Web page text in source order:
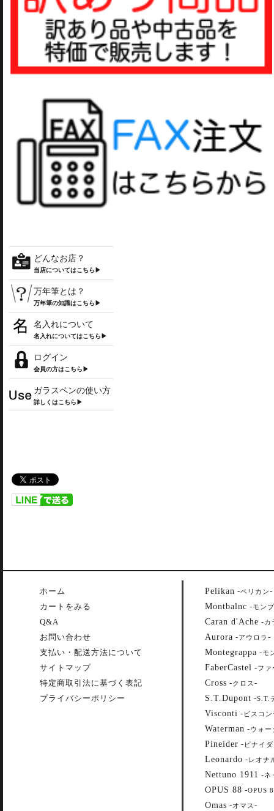
どんなお店？
当店についてはこちら▶
万年筆とは？
万年筆の知識はこちら▶
名入れについて
名入れについてはこちら▶
ログイン
会員の方はこちら▶
ガラスペンの使い方
詳しくはこちら▶
ホーム
カートをみる
Q&A
お問い合わせ
支払い・配送方法について
サイトマップ
特定商取引法に基づく表記
プライバシーポリシー
Pelikan -ペリカン-
Montbalnc -モン
Caran d'Ache -カ
Aurora -アウロラ -
Montegrappa -モ
FaberCastel -ファ
Cross -クロス -
S.T.Dupont -S.T.
Visconti - ビスコ
Waterman -ウォー
Pineider - ピナイ
Leonardo -レオナ
Nettuno 1911 -ネ
OPUS 88 -OPUS
Omas -オマス -